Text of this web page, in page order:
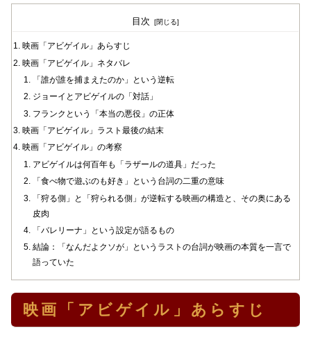
目次
映画「アビゲイル」あらすじ
映画「アビゲイル」ネタバレ
「誰が誰を捕まえたのか」という逆転
ジョーイとアビゲイルの「対話」
フランクという「本当の悪役」の正体
映画「アビゲイル」ラスト最後の結末
映画「アビゲイル」の考察
アビゲイルは何百年も「ラザールの道具」だった
「食べ物で遊ぶのも好き」という台詞の二重の意味
「狩る側」と「狩られる側」が逆転する映画の構造と、その奥にある
皮肉
「バレリーナ」という設定が語るもの
結論：「なんだよクソが」というラストの台詞が映画の本質を一言で
語っていた
映画「アビゲイル」あらすじ